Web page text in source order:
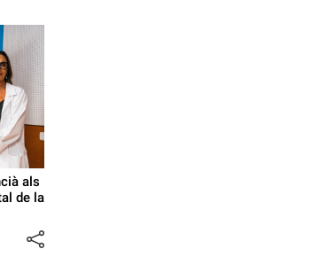
als
de la